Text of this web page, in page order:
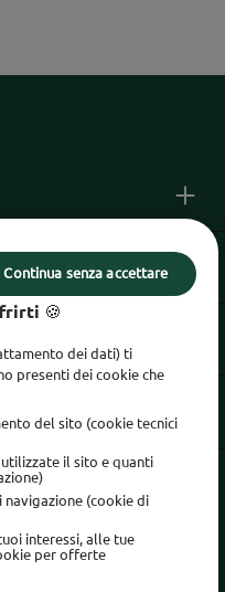
🍪
dei dati) ti
presenti dei cookie che
del sito (cookie tecnici
il sito e quanti
(cookie di
interessi, alle tue
per offerte
Continua senza accettare